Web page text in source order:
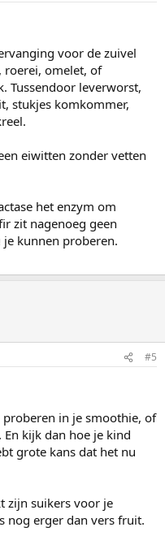
voor de zuivel
roerei, omelet, of
Tussendoor leverworst,
stukjes komkommer,
eiwitten zonder vetten
het enzym om
zit nagenoeg geen
je kunnen proberen.
#5
proberen in je smoothie, of
kijk dan hoe je kind
grote kans dat het nu
zijn suikers voor je
nog erger dan vers fruit.